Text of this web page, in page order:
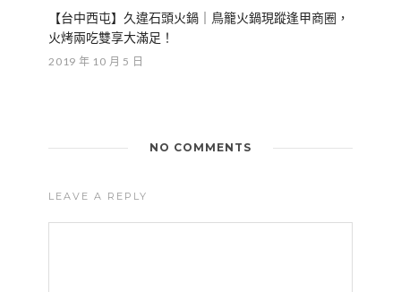
【台中西屯】久違石頭火鍋｜鳥籠火鍋現蹤逢甲商圈，
火烤兩吃雙享大滿足！
2019 年 10 月 5 日
NO COMMENTS
LEAVE A REPLY